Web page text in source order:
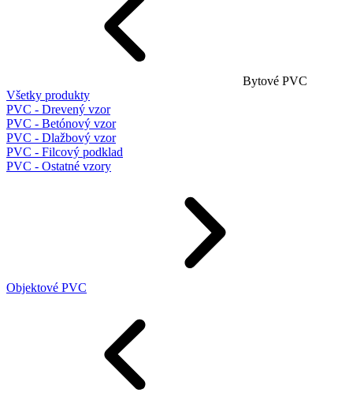
Bytové PVC
Všetky produkty
PVC - Drevený vzor
PVC - Betónový vzor
PVC - Dlažbový vzor
PVC - Filcový podklad
PVC - Ostatné vzory
Objektové PVC